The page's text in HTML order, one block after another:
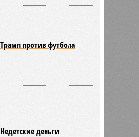
Трамп против футбола
Недетские деньги